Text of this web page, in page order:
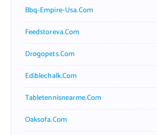
Bbq-Empire-Usa.com
Feedstoreva.com
Drogopets.com
Ediblechalk.com
Tabletennisnearme.com
Oaksofa.com